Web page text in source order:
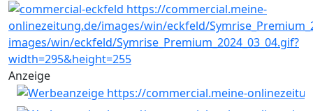
Anzeige